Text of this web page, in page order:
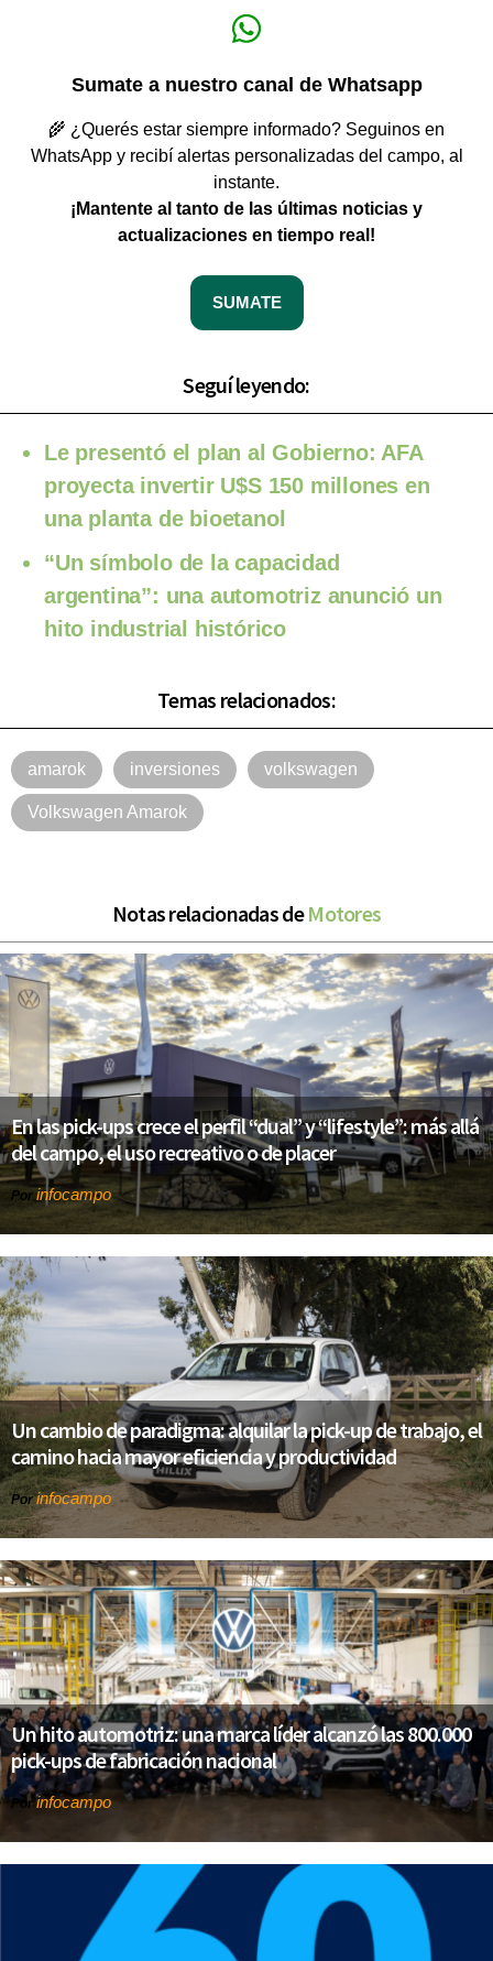
Sumate a nuestro canal de Whatsapp
🌾 ¿Querés estar siempre informado? Seguinos en
WhatsApp y recibí alertas personalizadas del campo, al
instante.
¡Mantente al tanto de las últimas noticias y
actualizaciones en tiempo real!
SUMATE
Seguí leyendo:
Le presentó el plan al Gobierno: AFA
proyecta invertir U$S 150 millones en
una planta de bioetanol
“Un símbolo de la capacidad
argentina”: una automotriz anunció un
hito industrial histórico
Temas relacionados:
amarok inversiones volkswagen
Volkswagen Amarok
Notas relacionadas deMotores
En las pick-ups crece el perfil “dual” y “lifestyle”: más allá
del campo, el uso recreativo o de placer
Por infocampo
Un cambio de paradigma: alquilar la pick-up de trabajo, el
camino hacia mayor eficiencia y productividad
Porinfocampo
Un hito automotriz: una marca líder alcanzó las 800.000
pick-ups de fabricación nacional
Por infocampo